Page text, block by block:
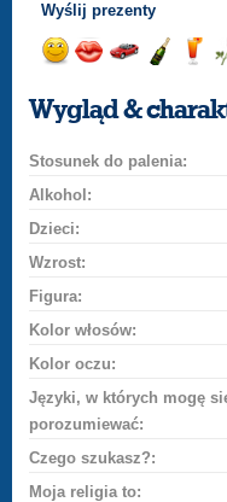
Wyślij prezenty
uśmiech
buziakasamochodem
Wygląd &
Stosunek do palenia:
Alkohol:
Dzieci:
Wzrost:
Figura:
Kolor włosów:
Kolor oczu:
Języki, w których mogę
porozumiewać:
Czego szukasz?:
Moja religia to: